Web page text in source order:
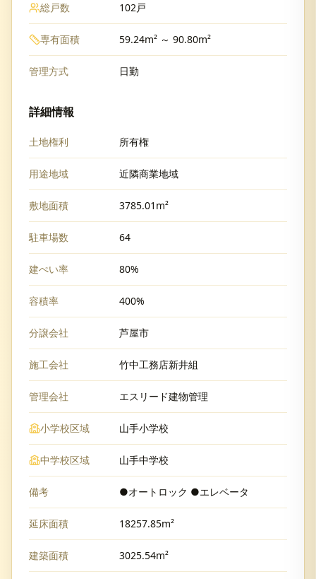
総戸数 102戸
専有面積 59.24m² ～ 90.80m²
管理方式 日勤
詳細情報
土地権利 所有権
用途地域 近隣商業地域
敷地面積 3785.01m²
駐車場数 64
建ぺい率 80%
容積率 400%
分譲会社 芦屋市
施工会社 竹中工務店新井組
管理会社 エスリード建物管理
小学校区域 山手小学校
中学校区域 山手中学校
備考 ●オートロック ●エレベータ
延床面積 18257.85m²
建築面積 3025.54m²